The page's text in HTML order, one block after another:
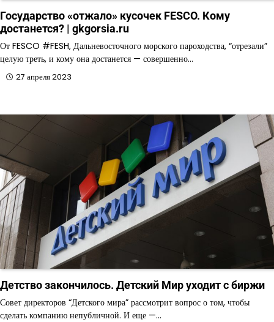
Государство «отжало» кусочек FESCO. Кому
достанется? | gkgorsia.ru
От FESCO #FESH, Дальневосточного морского пароходства, “отрезали”
целую треть, и кому она достанется — совершенно…
27 апреля 2023
Детство закончилось. Детский Мир уходит с биржи
Совет директоров “Детского мира” рассмотрит вопрос о том, чтобы
сделать компанию непубличной. И еще —…